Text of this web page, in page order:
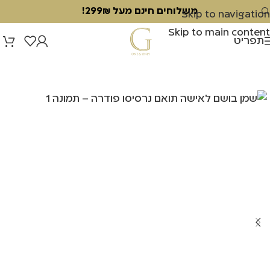
Skip to navigation
Skip to main content
משלוחים חינם מעל 299₪!
תפריט